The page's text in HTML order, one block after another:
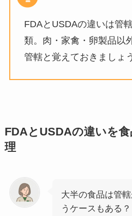
FDAとUSDAの違いは管
類。肉・家禽・卵製品以
管轄と覚えておきましょう
FDAとUSDAの違いを
理
大半の食品は管
うケースもある？